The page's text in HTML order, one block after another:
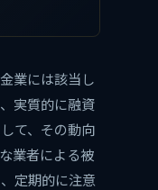
業には該当し
実質的に融資
て、その動向
業者による被
定期的に注意